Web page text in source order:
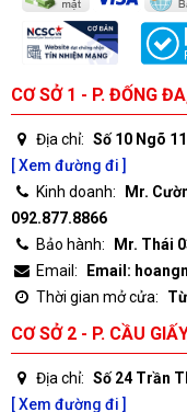
CƠ SỞ 1 - P. ĐỐNG
Địa chỉ: Số 10 Ngõ
[ Xem đường đi ]
Kinh doanh:
Mr.
092.877.8866
Bảo hành:
Mr. Thái
Email:
Email:
Thời gian mở cửa:
CƠ SỞ 2 - P. CẦU
Địa chỉ: Số 24 Trần
[ Xem đường đi ]